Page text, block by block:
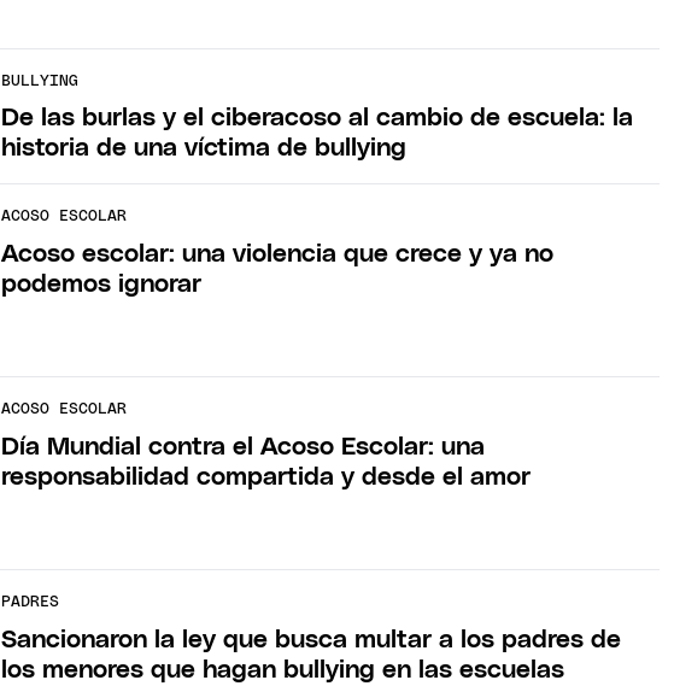
BULLYING
De las burlas y el ciberacoso al cambio de escuela: la
historia de una víctima de bullying
ACOSO ESCOLAR
Acoso escolar: una violencia que crece y ya no
podemos ignorar
ACOSO ESCOLAR
Día Mundial contra el Acoso Escolar: una
responsabilidad compartida y desde el amor
PADRES
Sancionaron la ley que busca multar a los padres de
los menores que hagan bullying en las escuelas